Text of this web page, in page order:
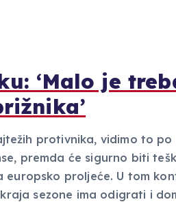
‘Malo je
protivnika, vidimo to po
premda će sigurno biti
europsko proljeće. U tom
sezone ima odigrati i